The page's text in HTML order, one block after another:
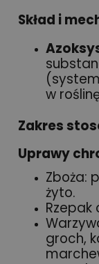
Skład i
w
Zakres
Uprawy
Zboża:
żyto.
Rzepak
groch,